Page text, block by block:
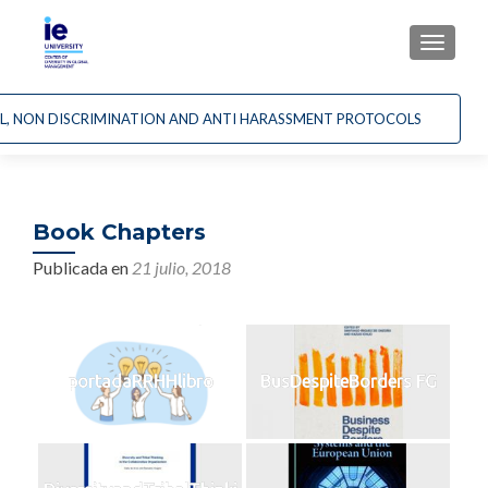
NON DISCRIMINATION AND ANTI HARASSMENT PROTOCOLS
Book Chapters
Publicada en 21 julio, 2018
portadaRRHHlibro BusDespiteBorders FG